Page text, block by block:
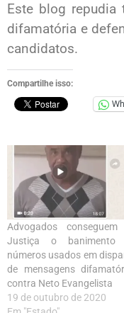
Este blog
difamatória e
candidatos.
Compartilhe isso:
Advogados conseguem
Justiça o banimento
números usados em
de mensagens
contra Neto Evangelista
19 de outubro de 2020